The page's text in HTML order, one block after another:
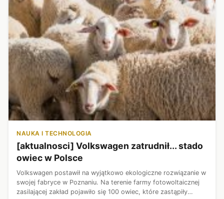
NAUKA I TECHNOLOGIA
[aktualnosci] Volkswagen zatrudnił... stado
owiec w Polsce
Volkswagen postawił na wyjątkowo ekologiczne rozwiązanie w
swojej fabryce w Poznaniu. Na terenie farmy fotowoltaicznej
zasilającej zakład pojawiło się 100 owiec, które zastąpiły